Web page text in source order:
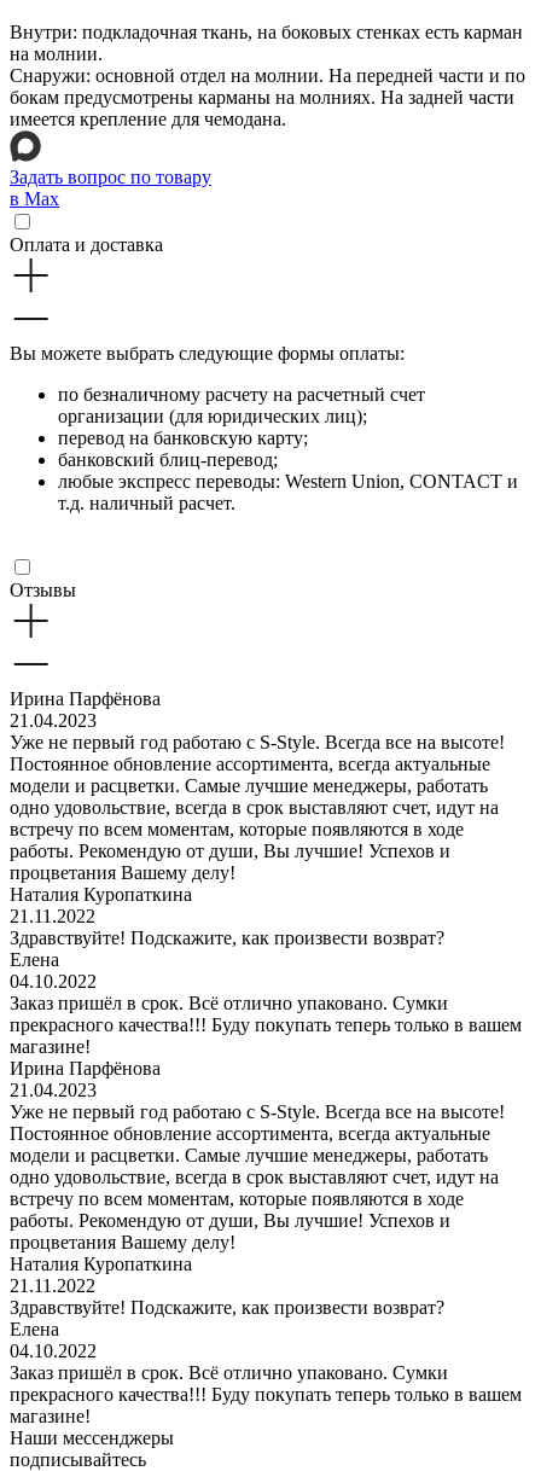
Внутри: подкладочная ткань, на боковых стенках есть карман
на молнии.
Снаружи: основной отдел на молнии. На передней части и по
бокам предусмотрены карманы на молниях. На задней части
имеется крепление для чемодана.
Задать вопрос по товару
в Max
Оплата и доставка
Вы можете выбрать следующие формы оплаты:
по безналичному расчету на расчетный счет
организации (для юридических лиц);
перевод на банковскую карту;
банковский блиц-перевод;
любые экспресс переводы: Western Union, CONTACT и
т.д. наличный расчет.
Отзывы
Ирина Парфёнова
21.04.2023
Уже не первый год работаю с S-Style. Всегда все на высоте!
Постоянное обновление ассортимента, всегда актуальные
модели и расцветки. Самые лучшие менеджеры, работать
одно удовольствие, всегда в срок выставляют счет, идут на
встречу по всем моментам, которые появляются в ходе
работы. Рекомендую от души, Вы лучшие! Успехов и
процветания Вашему делу!
Наталия Куропаткина
21.11.2022
Здравствуйте! Подскажите, как произвести возврат?
Елена
04.10.2022
Заказ пришёл в срок. Всё отлично упаковано. Сумки
прекрасного качества!!! Буду покупать теперь только в вашем
магазине!
Ирина Парфёнова
21.04.2023
Уже не первый год работаю с S-Style. Всегда все на высоте!
Постоянное обновление ассортимента, всегда актуальные
модели и расцветки. Самые лучшие менеджеры, работать
одно удовольствие, всегда в срок выставляют счет, идут на
встречу по всем моментам, которые появляются в ходе
работы. Рекомендую от души, Вы лучшие! Успехов и
процветания Вашему делу!
Наталия Куропаткина
21.11.2022
Здравствуйте! Подскажите, как произвести возврат?
Елена
04.10.2022
Заказ пришёл в срок. Всё отлично упаковано. Сумки
прекрасного качества!!! Буду покупать теперь только в вашем
магазине!
Наши мессенджеры
подписывайтесь